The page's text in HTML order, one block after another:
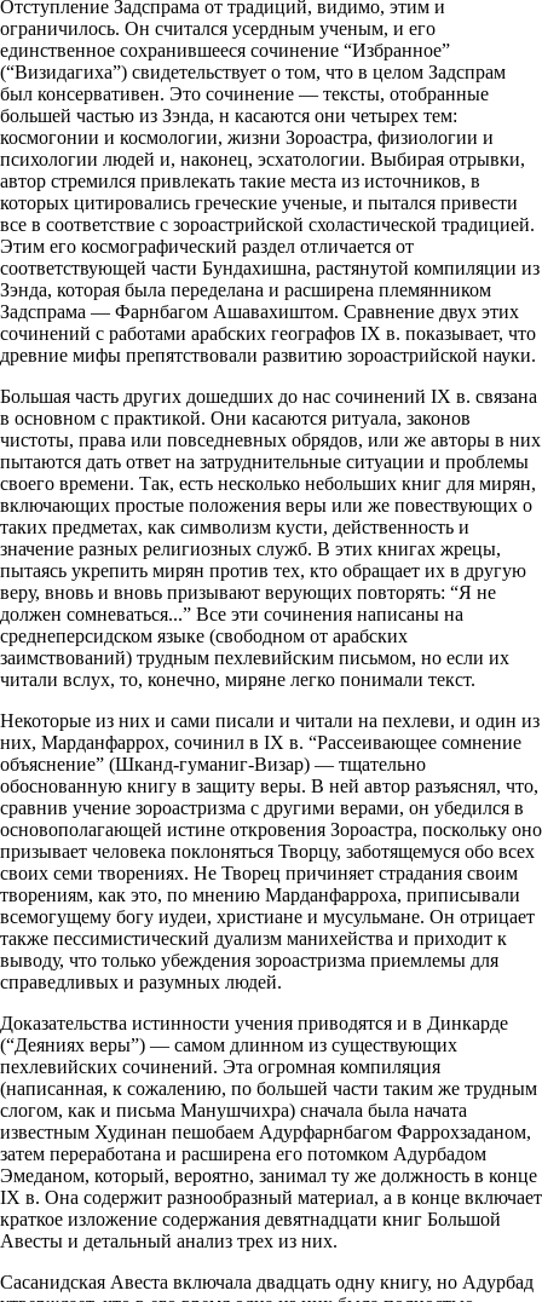
Отступление Задспрама от традиций, видимо, этим и
ограничилось. Он считался усердным ученым, и его
единственное сохранившееся сочинение “Избранное”
(“Визидагиха”) свидетельствует о том, что в целом Задспрам
был консервативен. Это сочинение — тексты, отобранные
большей частью из Зэнда, н касаются они четырех тем:
космогонии и космологии, жизни Зороастра, физиологии и
психологии людей и, наконец, эсхатологии. Выбирая отрывки,
автор стремился привлекать такие места из источников, в
которых цитировались греческие ученые, и пытался привести
все в соответствие с зороастрийской схоластической традицией.
Этим его космографический раздел отличается от
соответствующей части Бундахишна, растянутой компиляции из
Зэнда, которая была переделана и расширена племянником
Задспрама — Фарнбагом Ашавахиштом. Сравнение двух этих
сочинений с работами арабских географов IX в. показывает, что
древние мифы препятствовали развитию зороастрийской науки.
Большая часть других дошедших до нас сочинений IX в. связана
в основном с практикой. Они касаются ритуала, законов
чистоты, права или повседневных обрядов, или же авторы в них
пытаются дать ответ на затруднительные ситуации и проблемы
своего времени. Так, есть несколько небольших книг для мирян,
включающих простые положения веры или же повествующих о
таких предметах, как символизм кусти, действенность и
значение разных религиозных служб. В этих книгах жрецы,
пытаясь укрепить мирян против тех, кто обращает их в другую
веру, вновь и вновь призывают верующих повторять: “Я не
должен сомневаться...” Все эти сочинения написаны на
среднеперсидском языке (свободном от арабских
заимствований) трудным пехлевийским письмом, но если их
читали вслух, то, конечно, миряне легко понимали текст.
Некоторые из них и сами писали и читали на пехлеви, и один из
них, Марданфаррох, сочинил в IX в. “Рассеивающее сомнение
объяснение” (Шканд-гуманиг-Визар) — тщательно
обоснованную книгу в защиту веры. В ней автор разъяснял, что,
сравнив учение зороастризма с другими верами, он убедился в
основополагающей истине откровения Зороастра, поскольку оно
призывает человека поклоняться Творцу, заботящемуся обо всех
своих семи творениях. Не Творец причиняет страдания своим
творениям, как это, по мнению Марданфарроха, приписывали
всемогущему богу иудеи, христиане и мусульмане. Он отрицает
также пессимистический дуализм манихейства и приходит к
выводу, что только убеждения зороастризма приемлемы для
справедливых и разумных людей.
Доказательства истинности учения приводятся и в Динкарде
(“Деяниях веры”) — самом длинном из существующих
пехлевийских сочинений. Эта огромная компиляция
(написанная, к сожалению, по большей части таким же трудным
слогом, как и письма Манушчихра) сначала была начата
известным Худинан пешобаем Адурфарнбагом Фаррохзаданом,
затем переработана и расширена его потомком Адурбадом
Эмеданом, который, вероятно, занимал ту же должность в конце
IX в. Она содержит разнообразный материал, а в конце включает
краткое изложение содержания девятнадцати книг Большой
Авесты и детальный анализ трех из них.
Сасанидская Авеста включала двадцать одну книгу, но Адурбад